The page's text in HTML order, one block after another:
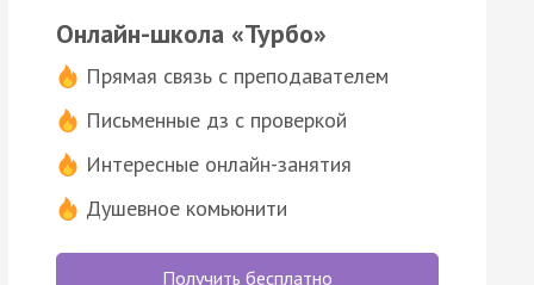
Онлайн-школа «Турбо»
Прямая связь с преподавателем
Письменные дз с проверкой
Интересные онлайн-занятия
Душевное комьюнити
Получить бесплатно